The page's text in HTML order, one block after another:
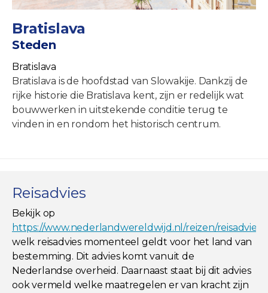
Bratislava
Steden
Bratislava
Bratislava is de hoofdstad van Slowakije. Dankzij de
rijke historie die Bratislava kent, zijn er redelijk wat
bouwwerken in uitstekende conditie terug te
vinden in en rondom het historisch centrum.
Reisadvies
Bekijk op
https://www.nederlandwereldwijd.nl/reizen/
welk reisadvies momenteel geldt voor het land van
bestemming. Dit advies komt vanuit de
Nederlandse overheid. Daarnaast staat bij dit advies
ook vermeld welke maatregelen er van kracht zijn